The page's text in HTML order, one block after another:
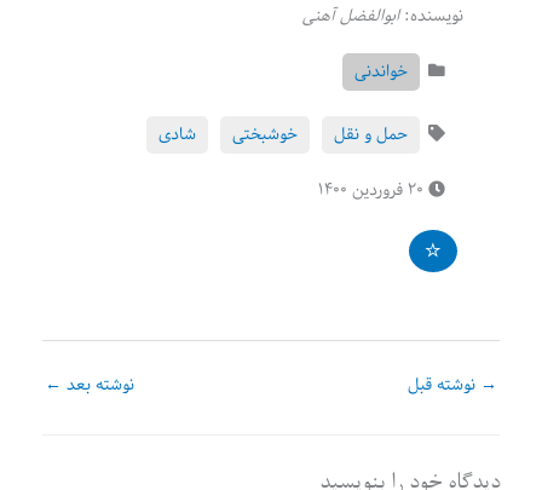
نویسنده:ابوالفضل آهنی
خواندنی
حمل و نقل خوشبختی
شادی
→ نوشته قبل نوشته بعد ←
دیدگاه‌ خود را بنویسید